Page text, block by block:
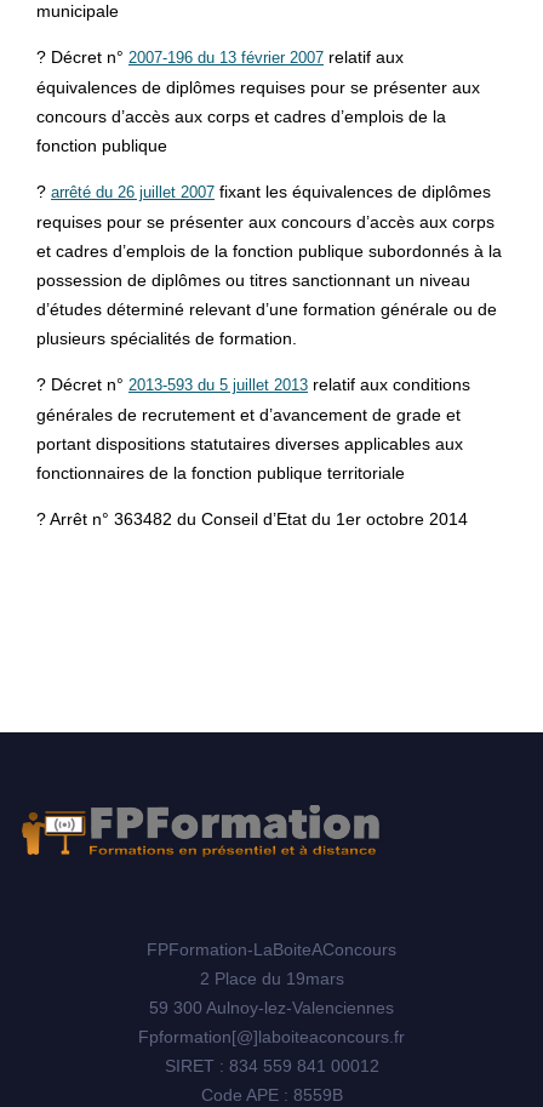
municipale
? Décret n° 2007-196 du 13 février 2007 relatif aux
équivalences de diplômes requises pour se présenter aux
concours d’accès aux corps et cadres d’emplois de la
fonction publique
? arrêté du 26 juillet 2007 fixant les équivalences de diplômes
requises pour se présenter aux concours d’accès aux corps
et cadres d’emplois de la fonction publique subordonnés à la
possession de diplômes ou titres sanctionnant un niveau
d’études déterminé relevant d’une formation générale ou de
plusieurs spécialités de formation.
? Décret n° 2013-593 du 5 juillet 2013 relatif aux conditions
générales de recrutement et d’avancement de grade et
portant dispositions statutaires diverses applicables aux
fonctionnaires de la fonction publique territoriale
? Arrêt n° 363482 du Conseil d’Etat du 1er octobre 2014
FPFormation-LaBoiteAConcours
2 Place du 19mars
59 300 Aulnoy-lez-Valenciennes
Fpformation[@]laboiteaconcours.fr
SIRET : 834 559 841 00012
Code APE : 8559B